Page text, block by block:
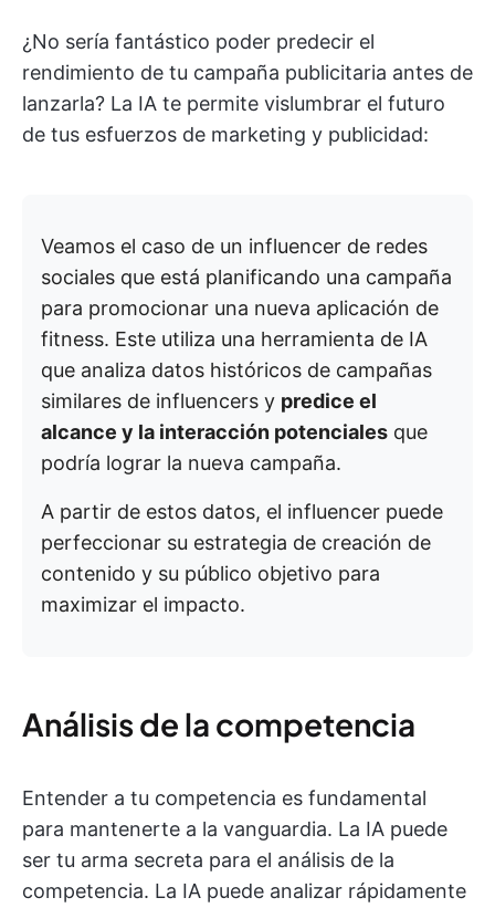
¿No sería fantástico poder predecir el
rendimiento de tu campaña publicitaria antes de
lanzarla? La IA te permite vislumbrar el futuro
de tus esfuerzos de marketing y publicidad:
Veamos el caso de un influencer de redes
sociales que está planificando una campaña
para promocionar una nueva aplicación de
fitness. Este utiliza una herramienta de IA
que analiza datos históricos de campañas
similares de influencers y predice el
alcance y la interacción potenciales que
podría lograr la nueva campaña.
A partir de estos datos, el influencer puede
perfeccionar su estrategia de creación de
contenido y su público objetivo para
maximizar el impacto.
Análisis de la competencia
Entender a tu competencia es fundamental
para mantenerte a la vanguardia. La IA puede
ser tu arma secreta para el análisis de la
competencia. La IA puede analizar rápidamente